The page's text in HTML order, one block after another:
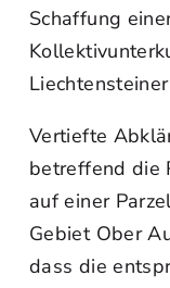
Schaffung
Vertiefte
betreffend die
auf einer
Gebiet Ober
dass die